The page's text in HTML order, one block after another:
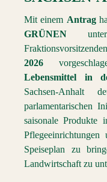
Mit einem Antrag
GRÜNEN
Fraktionsvorsitzenden
2026
Lebensmittel in
Sachsen-
parlamentarischen
saisonale Produkte
Speiseplan zu
Landwirtschaft zu